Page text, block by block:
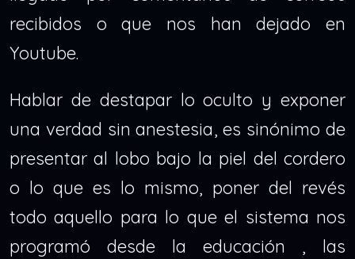
recibidos o que nos han dejado en
Youtube.
Hablar de destapar lo oculto y exponer
una verdad sin anestesia, es sinónimo de
presentar al lobo bajo la piel del cordero
o lo que es lo mismo, poner del revés
todo aquello para lo que el sistema nos
programó desde la educación , las